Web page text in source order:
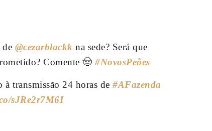
@cezarblackk na sede? Será que
Comente 🤠 #NovosPeões
à transmissão 24 horas de #AFazenda
sJRe2r7M6I